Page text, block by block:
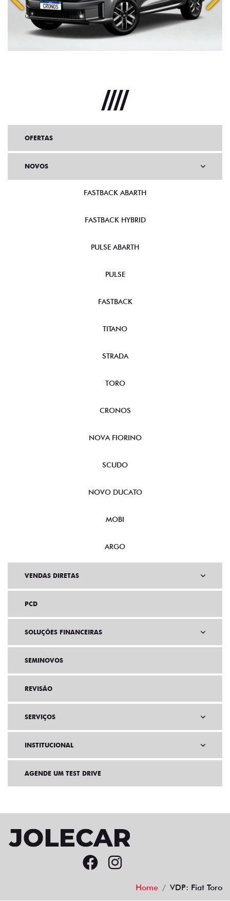
Anterior
OFERTAS
NOVOS
FASTBACK ABARTH
FASTBACK HYBRID
PULSE ABARTH
PULSE
FASTBACK
TITANO
STRADA
TORO
CRONOS
NOVA FIORINO
SCUDO
NOVO DUCATO
MOBI
ARGO
VENDAS DIRETAS
PCD
SOLUÇÕES FINANCEIRAS
SEMINOVOS
REVISÃO
SERVIÇOS
INSTITUCIONAL
AGENDE UM TEST DRIVE
Home VDP: Fiat Toro